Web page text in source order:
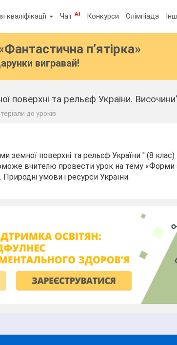
кваліфікації ЧатAI Конкурси Олімпіада
п’ятірка»
вигравай!
поверхні та рельєф України.
до уроків
земної поверхні та рельєф України " (8
вчителю провести урок на тему «Форми
Природні умови і ресурси України.